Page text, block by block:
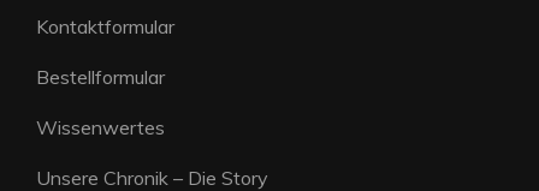
Kontaktformular
Bestellformular
Wissenwertes
Unsere Chronik – Die Story